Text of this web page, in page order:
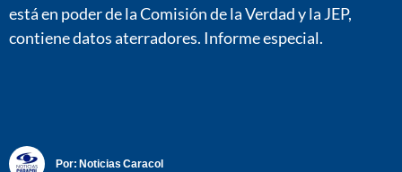
está en poder de la Comisión de la Verdad y la JEP,
contiene datos aterradores. Informe especial.
Por: Noticias Caracol